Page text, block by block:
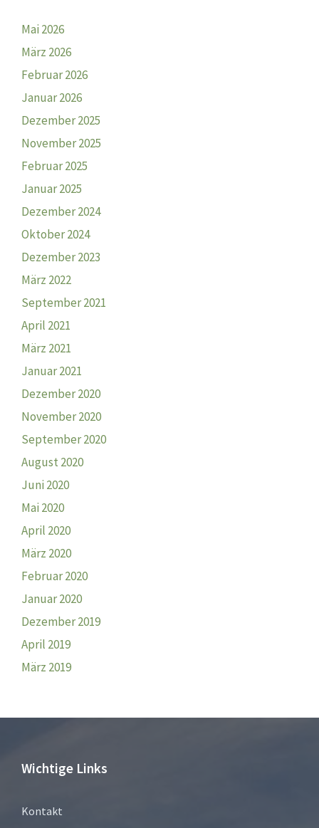
Mai 2026
März 2026
Februar 2026
Januar 2026
Dezember 2025
November 2025
Februar 2025
Januar 2025
Dezember 2024
Oktober 2024
Dezember 2023
März 2022
September 2021
April 2021
März 2021
Januar 2021
Dezember 2020
November 2020
September 2020
August 2020
Juni 2020
Mai 2020
April 2020
März 2020
Februar 2020
Januar 2020
Dezember 2019
April 2019
März 2019
Wichtige Links
Kontakt